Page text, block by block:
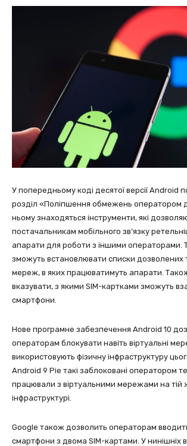
У попередньому коді десятої версії Android
розділ «Поліпшення обмежень оператором
ньому знаходяться інструменти, які
постачальникам мобільного зв’язку
апарати для роботи з іншими операторами.
зможуть встановлювати списки дозволених
мереж, в яких працюватимуть апарати.
вказувати, з якими SIM-картками зможуть
смартфони.
Нове програмне забезпечення Android 10
операторам блокувати навіть віртуальні
використовують фізичну інфраструктуру
Android 9 Pie такі заблоковані оператором
працювали з віртуальними мережами на тій
інфраструктурі.
Google також дозволить операторам
смартфони з двома SIM-картами. У нинішніх